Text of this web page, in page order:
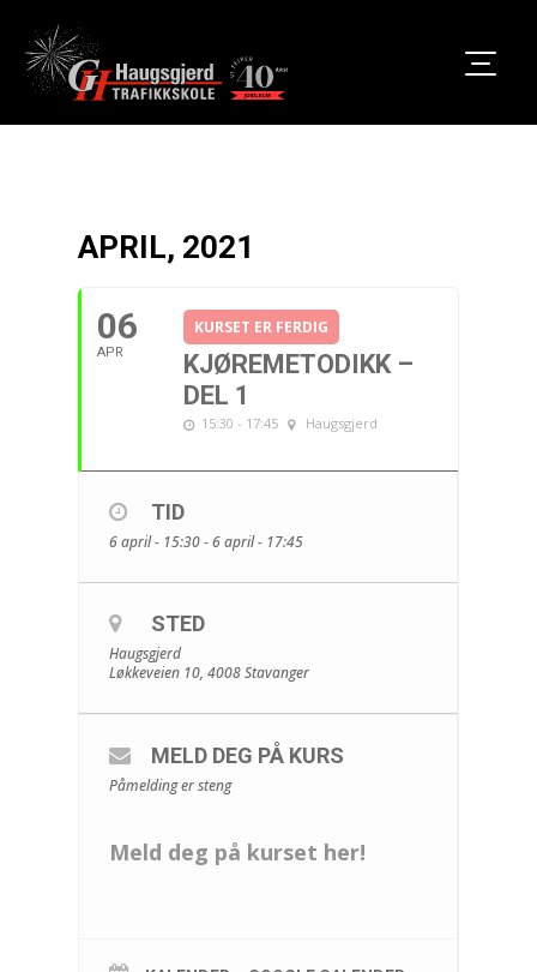
APRIL, 2021
06
APR
KURSET ER FERDIG
KJØREMETODIKK –
DEL 1
15:30 - 17:45 Haugsgjerd
TID
6 april - 15:30 - 6 april - 17:45
STED
Haugsgjerd
Løkkeveien 10, 4008 Stavanger
MELD DEG PÅ KURS
Påmelding er steng
Meld deg på kurset her!